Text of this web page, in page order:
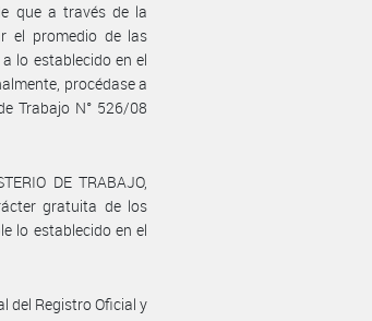
que a través de la
el promedio de las
lo establecido en el
procédase a
Trabajo N° 526/08
DE TRABAJO,
gratuita de los
lo establecido en el
del Registro Oficial y